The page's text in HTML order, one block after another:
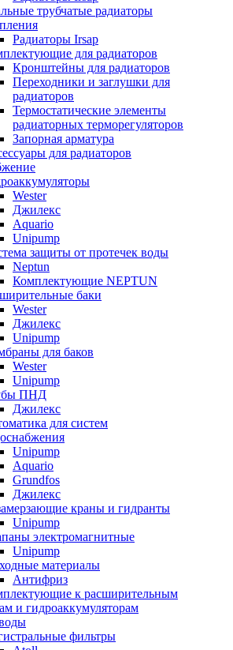
трубчатые радиаторы
Радиаторы Irsap
для радиаторов
Кронштейны для радиаторов
Переходники и заглушки для
радиаторов
Термостатические элементы
радиаторных терморегуляторов
Запорная арматура
для радиаторов
Wester
Джилекс
Aquario
Unipump
защиты от протечек воды
Neptun
Комплектующие NEPTUN
баки
Wester
Джилекс
Unipump
для баков
Wester
Unipump
ПНД
Джилекс
для систем
Unipump
Aquario
Grundfos
Джилекс
краны и гидранты
Unipump
электромагнитные
Unipump
материалы
Антифриз
к расширительным
и гидроаккумуляторам
фильтры